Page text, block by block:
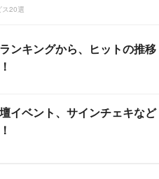
ス20選
ンキングから、ヒットの推移
イベント、サインチェキなど